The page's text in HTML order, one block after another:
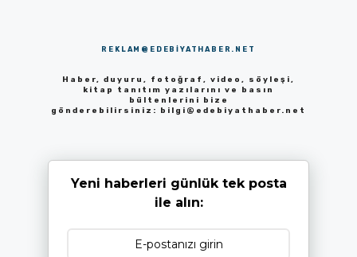
REKLAM@EDEBIYATHABER.NET
Haber, duyuru, fotoğraf, video, söyleşi,
kitap tanıtım yazılarını ve basın
bültenlerini bize
gönderebilirsiniz: bilgi@edebiyathaber.net
Yeni haberleri günlük tek posta
ile alın: